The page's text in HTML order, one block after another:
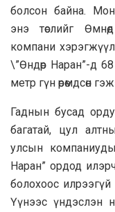
болсон байна.
энэ төслийг
компани
\”Өндөр Наран”-д
метр гүн өрөмдсөн
Гаднын бусад
багатай, цул
улсын
Наран” ордод
болохоос илрээгүй
Үүнээс үндэслэн